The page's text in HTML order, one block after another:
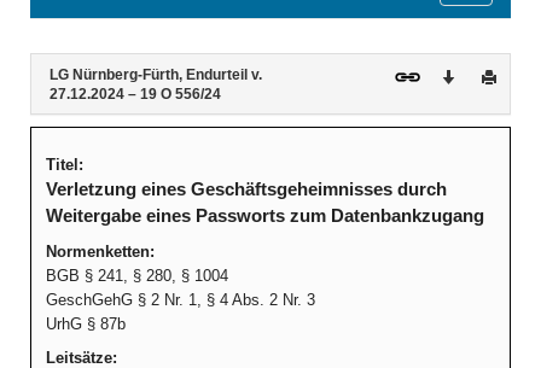
BAYERN.RECHT
letzten
Suche
Navigation
Inhalt
LG Nürnberg-Fürth, Endurteil v.
27.12.2024 – 19 O 556/24
Download
Titel:
Verletzung eines Geschäftsgeheimnisses durch
Weitergabe eines Passworts zum Datenbankzugang
Normenketten:
BGB § 241, § 280, § 1004
GeschGehG § 2 Nr. 1, § 4 Abs. 2 Nr. 3
UrhG § 87b
Leitsätze: